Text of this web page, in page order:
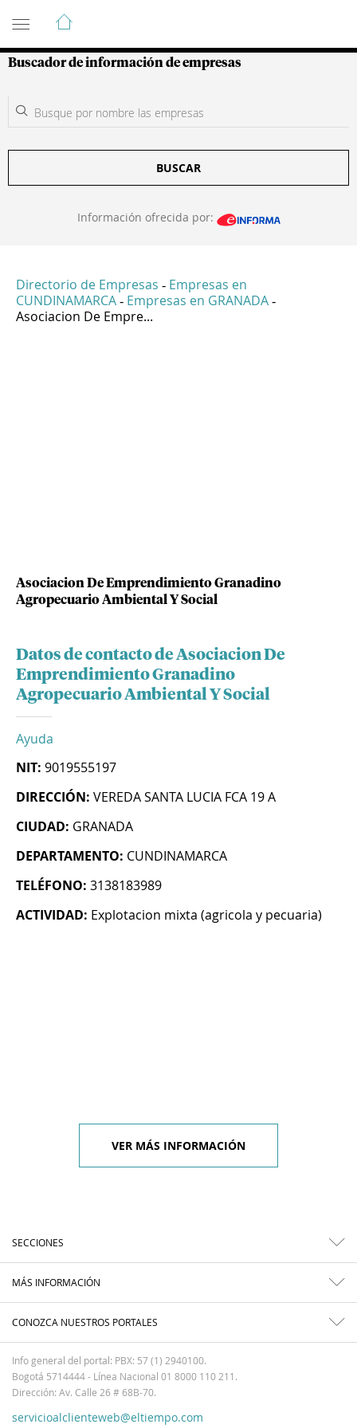
Guía de Empresas Colombianas
Buscador de información de empresas
BUSCAR
Información ofrecida por:
Directorio de Empresas - Empresas en
CUNDINAMARCA - Empresas en GRANADA -
Asociacion De Empre...
Asociacion De Emprendimiento Granadino
Agropecuario Ambiental Y Social
Datos de contacto de Asociacion De
Emprendimiento Granadino
Agropecuario Ambiental Y Social
Ayuda
NIT: 9019555197
DIRECCIÓN: VEREDA SANTA LUCIA FCA 19 A
CIUDAD: GRANADA
DEPARTAMENTO: CUNDINAMARCA
TELÉFONO: 3138183989
ACTIVIDAD: Explotacion mixta (agricola y pecuaria)
VER MÁS INFORMACIÓN
SECCIONES
MÁS INFORMACIÓN
CONOZCA NUESTROS PORTALES
Info general del portal: PBX: 57 (1) 2940100.
Bogotá 5714444 - Línea Nacional 01 8000 110 211.
Dirección: Av. Calle 26 # 68B-70.
servicioalclienteweb@eltiempo.com